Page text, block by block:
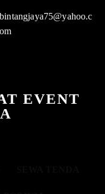
bintangjaya75@yahoo.c
om
EVENT